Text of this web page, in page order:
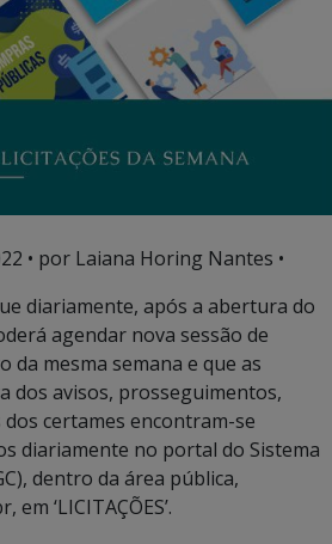
• por Laiana Horing Nantes •
diariamente, após a abertura do
agendar nova sessão de
mesma semana e que as
dos avisos, prosseguimentos,
certames encontram-se
diariamente no portal do Sistema
dentro da área pública,
‘LICITAÇÕES’.